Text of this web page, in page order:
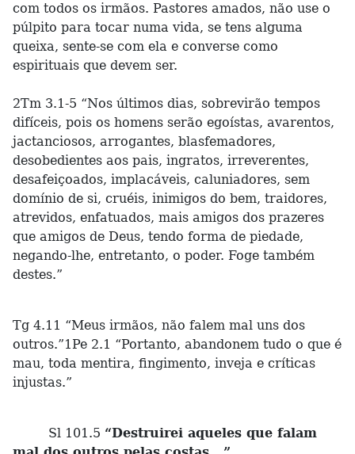
com todos os irmãos. Pastores amados, não use o
púlpito para tocar numa vida, se tens alguma
queixa, sente-se com ela e converse como
espirituais que devem ser.
2Tm 3.1-5 “Nos últimos dias, sobrevirão tempos
difíceis, pois os homens serão egoístas, avarentos,
jactanciosos, arrogantes, blasfemadores,
desobedientes aos pais, ingratos, irreverentes,
desafeiçoados, implacáveis, caluniadores, sem
domínio de si, cruéis, inimigos do bem, traidores,
atrevidos, enfatuados, mais amigos dos prazeres
que amigos de Deus, tendo forma de piedade,
negando-lhe, entretanto, o poder. Foge também
destes.”
Tg 4.11 “Meus irmãos, não falem mal uns dos
outros.”1Pe 2.1 “Portanto, abandonem tudo o que é
mau, toda mentira, fingimento, inveja e críticas
injustas.”
Sl 101.5 “Destruirei aqueles que falam